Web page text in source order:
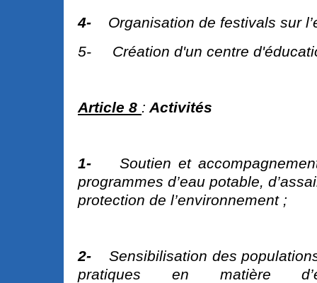
4- Organisation de festivals sur
5- Création d'un centre
Article 8 : Activités
1- Soutien et
programmes d’eau potable,
protection de l’environnement ;
2-Sensibilisation des
pratiques en matière